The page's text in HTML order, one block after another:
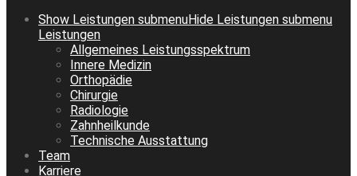
Show Leistungen submenuHide Leistungen submenu
Leistungen
Allgemeines Leistungsspektrum
Innere Medizin
Orthopädie
Chirurgie
Radiologie
Zahnheilkunde
Technische Ausstattung
Team
Karriere